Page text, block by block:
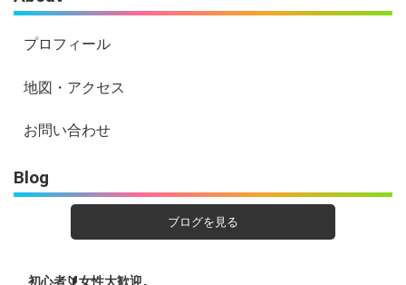
プロフィール
地図・アクセス
お問い合わせ
Blog
ブログを見る
初心者🔰女性大歓迎。